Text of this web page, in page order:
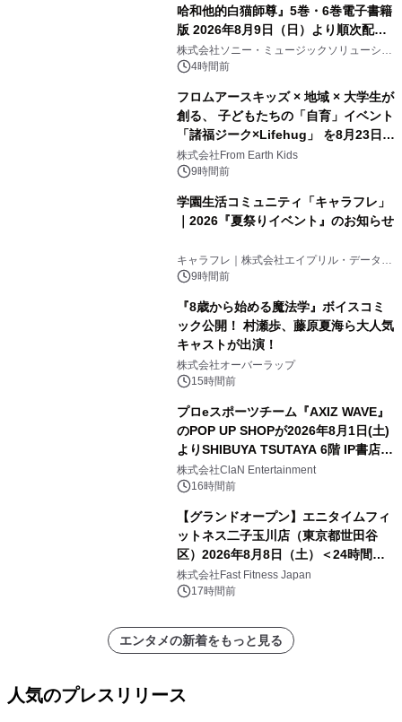
哈和他的白猫師尊』5巻・6巻電子書籍
版 2026年8月9日（日）より順次配信
開始
株式会社ソニー・ミュージックソリューショ
ンズ4時間前
フロムアースキッズ × 地域 × 大学生が
創る、 子どもたちの「自育」イベント
「諸福ジーク×Lifehug」 を8月23日
(日)開催
株式会社From Earth Kids
9時間前
学園生活コミュニティ「キャラフレ」
｜2026『夏祭りイベント』のお知らせ
キャラフレ｜株式会社エイプリル・データ・
デザインズ
9時間前
『8歳から始める魔法学』ボイスコミ
ック公開！ 村瀬歩、藤原夏海ら大人気
キャストが出演！
株式会社オーバーラップ
15時間前
プロeスポーツチーム『AXIZ WAVE』
のPOP UP SHOPが2026年8月1日(土)
よりSHIBUYA TSUTAYA 6階 IP書店で
開催決定！！
株式会社ClaN Entertainment
16時間前
【グランドオープン】エニタイムフィ
ットネス二子玉川店（東京都世田谷
区）2026年8月8日（土）＜24時間年
中無休のフィットネスジム＞
株式会社Fast Fitness Japan
17時間前
エンタメの新着をもっと見る
人気のプレスリリース